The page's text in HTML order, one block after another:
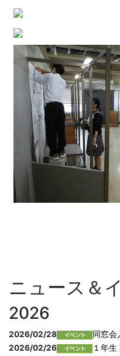
ニュース＆
2026
2026/02/28
同窓会
2026/02/26
１年